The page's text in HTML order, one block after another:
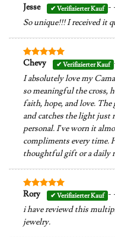
Bewertet
von
5
Jesse -
So unique!!! I received it
Bewertet
von
5
Chevy
I absolutely love my
so meaningful the cross,
faith, hope, and love.
and catches the light just
personal. I’ve worn it
compliments every time.
thoughtful gift or a daily
Bewertet
von
5
Rory -
i have reviewd this
jewelry.